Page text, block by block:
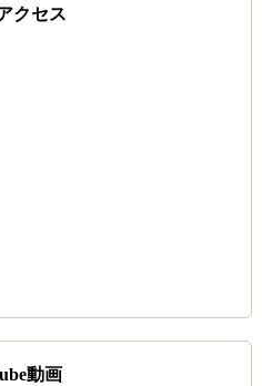
クセス
動画